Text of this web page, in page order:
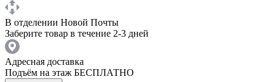
В отделении Новой Почты
Заберите товар в течение 2-3 дней
Адресная доставка
Подъём на этаж БЕСПЛАТНО